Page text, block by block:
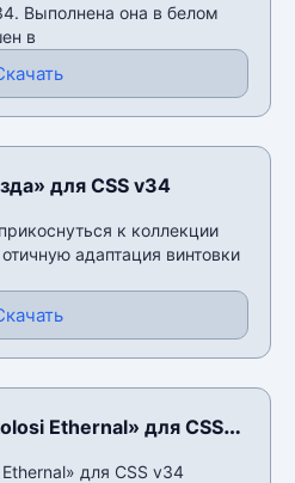
Выполнена она в белом
в
для CSS v34
к коллекции
адаптация винтовки
Ethernal» для CSS
для CSS v34